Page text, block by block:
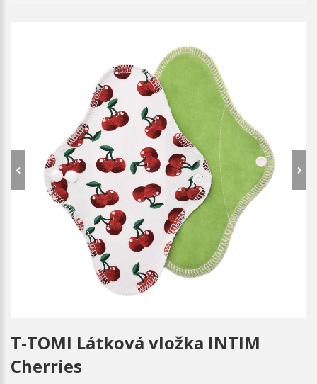
T-TOMI Látková vložka INTIM
Cherries